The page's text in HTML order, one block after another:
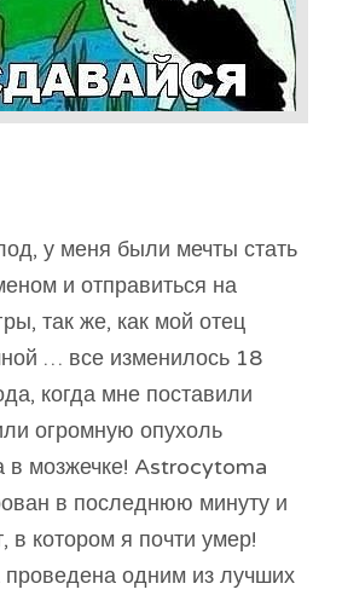
у меня были мечты стать
и отправиться на
так же, как мой отец
… все изменилось 18
когда мне поставили
огромную опухоль
в мозжечке! Astrocytoma
в последнюю минуту и
в котором я почти умер!
одним из лучших